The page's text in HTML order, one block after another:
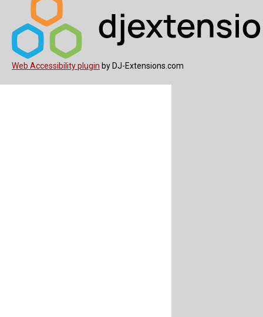
Web Accessibility plugin by DJ-Extensions.com